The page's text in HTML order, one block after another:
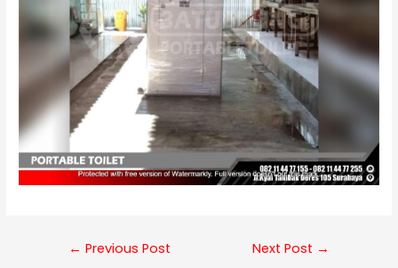
Post
← Previous Post Next Post →